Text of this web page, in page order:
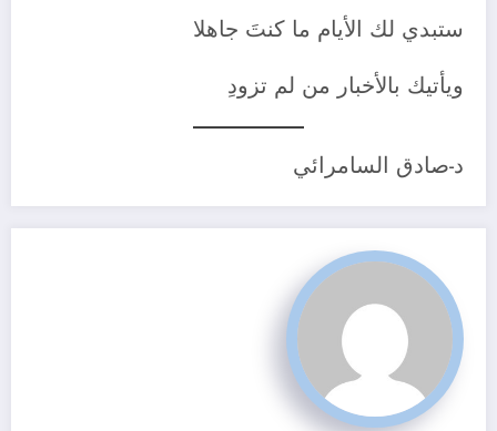
ستبدي لك الأيام ما كنتَ جاهلا
ويأتيك بالأخبار من لم تزودِ
د-صادق السامرائي